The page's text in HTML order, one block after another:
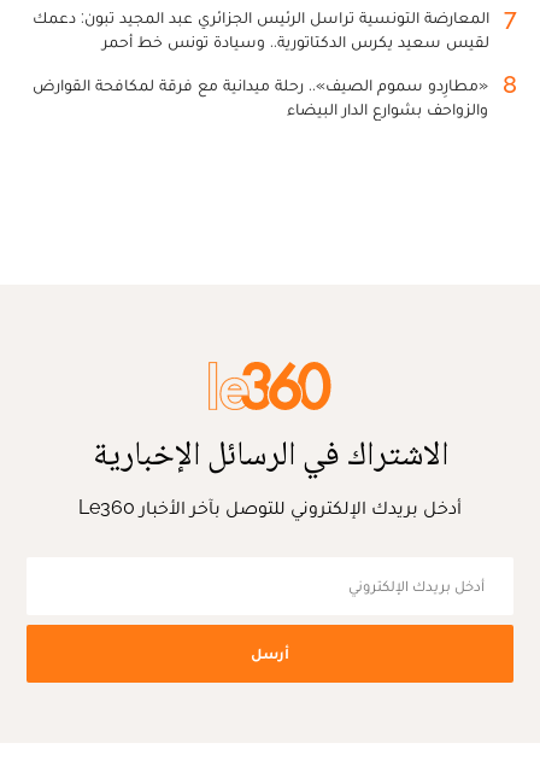
7
المعارضة التونسية تراسل الرئيس الجزائري عبد المجيد تبون: دعمك
لقيس سعيد يكرس الدكتاتورية.. وسيادة تونس خط أحمر
8
«مطارِدو سموم الصيف».. رحلة ميدانية مع فرقة لمكافحة القوارض
والزواحف بشوارع الدار البيضاء
الاشتراك في الرسائل الإخبارية
أدخل بريدك الإلكتروني للتوصل بآخر الأخبار Le360
أرسل